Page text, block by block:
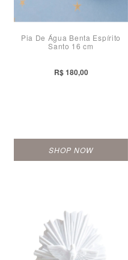
Pia De Água Benta Espírito
Santo 16 cm
R$ 180,00
SHOP NOW